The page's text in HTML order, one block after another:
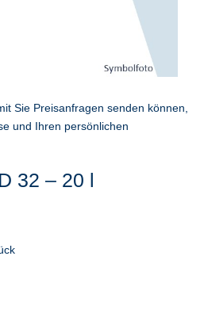
32 – 20 l
Sie Preisanfragen senden können,
und Ihren persönlichen